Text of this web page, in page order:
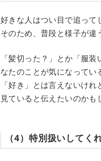
好きな人はつい目で追って
そのため、普段と様子が違
「髪切った？」とか「服
なたのことが気になってい
「好き」とは言えないけ
見ていると伝えたいのかも
（4）特別扱いしてく